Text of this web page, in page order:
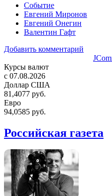
Событие
Евгений Миронов
Евгений Онегин
Валентин Гафт
Добавить комментарий
Курсы валют
c 07.08.2026
Доллар США
81,4077 руб.
Евро
94,0585 руб.
Российская газета